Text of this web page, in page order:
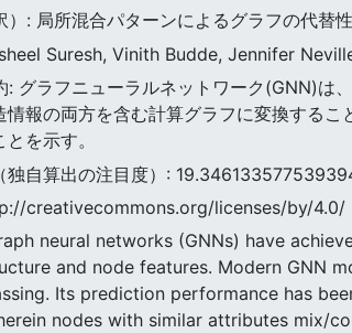
: 局所混合パターンによるグラフの代替
Suresh, Vinith Budde, Jennifer
グラフニューラルネットワーク(GNN)は
情報の両方を含む計算グラフに変換する
を示す。
独自算出の注目度）:
creativecommons.org/licenses/by/4.0/
neural networks (GNNs) have
and node features. Modern GNN
Its prediction performance has
nodes with similar attributes mix/